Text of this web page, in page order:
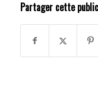
Partager cette